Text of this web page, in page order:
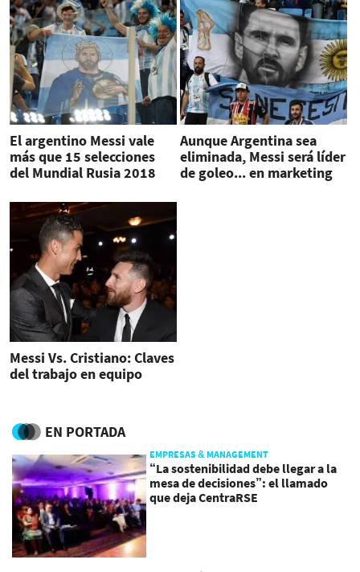
El argentino Messi vale
más que 15 selecciones
del Mundial Rusia 2018
Aunque Argentina sea
eliminada, Messi será líder
de goleo... en marketing
Messi Vs. Cristiano: Claves
del trabajo en equipo
EN PORTADA
EMPRESAS & MANAGEMENT
“La sostenibilidad debe llegar a la
mesa de decisiones”: el llamado
que deja CentraRSE